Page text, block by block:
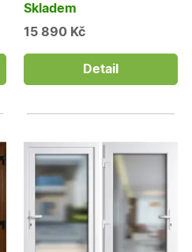
Skladem
15 890 Kč
Detail